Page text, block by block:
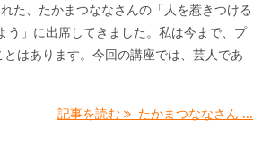
た、たかまつななさんの「人を惹きつける
う」に出席してきました。私は今まで、プ
はあります。今回の講座では、芸人であ
記事を読む たかまつななさん ...